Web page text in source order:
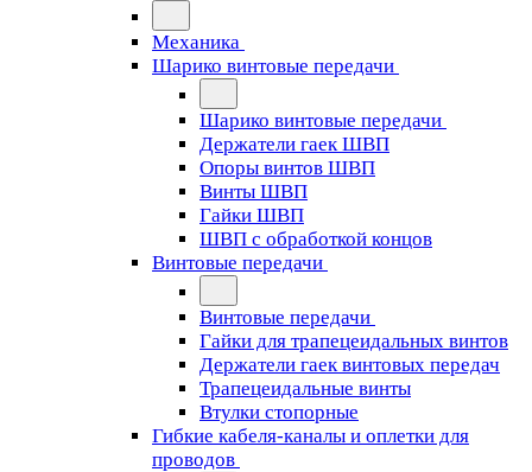
Механика
Шарико винтовые передачи
Шарико винтовые передачи
Держатели гаек ШВП
Опоры винтов ШВП
Винты ШВП
Гайки ШВП
ШВП с обработкой концов
Винтовые передачи
Винтовые передачи
Гайки для трапецеидальных винтов
Держатели гаек винтовых передач
Трапецеидальные винты
Втулки стопорные
Гибкие кабеля-каналы и оплетки для
проводов